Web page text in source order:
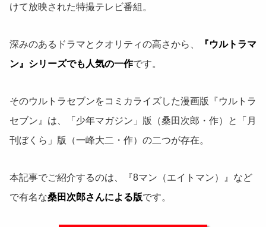
けて放映された特撮テレビ番組。
深みのあるドラマとクオリティの高さから、
『ウルトラマ
ン』シリーズでも人気の一作です。
そのウルトラセブンをコミカライズした漫画版『ウルトラ
セブン』は、「少年マガジン」版（桑田次郎・作）と「月
刊ぼくら」版（一峰大二・作）の二つが存在。
本記事でご紹介するのは、『8マン（エイトマン）』など
で有名な桑田次郎さんによる版です。